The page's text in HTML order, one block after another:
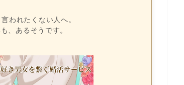
われたくない人へ。
、あるそうです。